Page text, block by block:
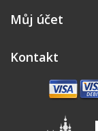
Můj účet
Kontakt